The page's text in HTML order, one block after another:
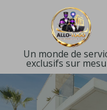
Un monde de
exclusifs sur